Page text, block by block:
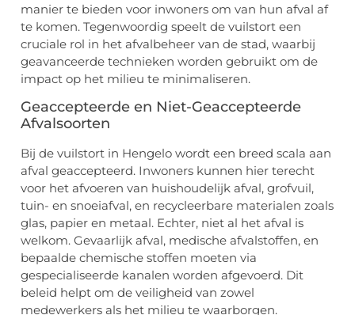
manier te bieden voor inwoners om van hun afval af
te komen. Tegenwoordig speelt de vuilstort een
cruciale rol in het afvalbeheer van de stad, waarbij
geavanceerde technieken worden gebruikt om de
impact op het milieu te minimaliseren.
Geaccepteerde en Niet-Geaccepteerde
Afvalsoorten
Bij de vuilstort in Hengelo wordt een breed scala aan
afval geaccepteerd. Inwoners kunnen hier terecht
voor het afvoeren van huishoudelijk afval, grofvuil,
tuin- en snoeiafval, en recycleerbare materialen zoals
glas, papier en metaal. Echter, niet al het afval is
welkom. Gevaarlijk afval, medische afvalstoffen, en
bepaalde chemische stoffen moeten via
gespecialiseerde kanalen worden afgevoerd. Dit
beleid helpt om de veiligheid van zowel
medewerkers als het milieu te waarborgen.